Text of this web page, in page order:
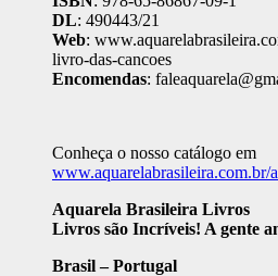
DL: 490443/21
Web:
livro-das-cancoes
Encomendas:
Conheça o nosso catálogo em
www.aquarelabrasileira.com.br/
Aquarela Brasileira Livros
Livros são Incríveis! A gente
Brasil – Portugal